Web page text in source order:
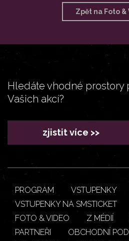
Zpět na Foto &
Hledáte vhodné prostory
Vašich akcí?
zjistit více >>
PROGRAM
VSTUPENKY
VSTUPENKY NA SMSTICKET
FOTO & VIDEO
Z MÉDIÍ
PARTNEŘI
OBCHODNÍ